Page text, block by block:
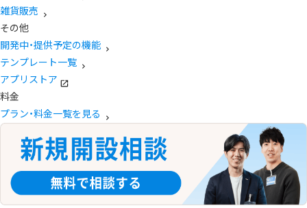
雑貨販売
その他
開発中・提供予定の機能
テンプレート一覧
アプリストア
料金
プラン・料金一覧を見る